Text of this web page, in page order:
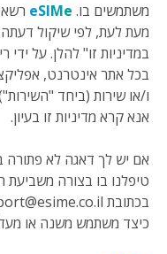
משתמשים בו. eSIMe
במדיניות זו" להלן. על
בכל אתר אינטרנט,
ו/או שירות (ביחד
אנא קרא מדיניות זו בעיון.
אם יש לך דאגה לא פתורה
טיפלנו בו בצורה משביעת
בכתובת
כיצד משתמש משנה או